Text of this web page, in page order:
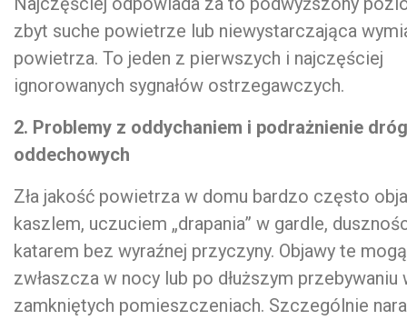
zbyt suche powietrze lub niewystarczająca
powietrza. To jeden z pierwszych i najczęściej
ignorowanych sygnałów ostrzegawczych.
2. Problemy z oddychaniem i podrażnienie dróg
oddechowych
Zła jakość powietrza w domu bardzo często
kaszlem, uczuciem „drapania” w gardle,
katarem bez wyraźnej przyczyny. Objawy te
zwłaszcza w nocy lub po dłuższym przebywaniu
zamkniętych pomieszczeniach. Szczególnie